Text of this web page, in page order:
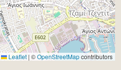
Leaflet | ©OpenStreetMapcontributors